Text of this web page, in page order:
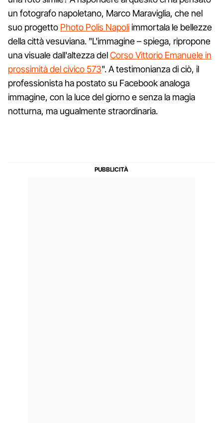
un fotografo napoletano, Marco Maraviglia, che nel
suo progetto Photo Polis Napoliimmortala le bellezze
della città vesuviana. "L'immagine – spiega, ripropone
una visuale dall'altezza delCorso Vittorio Emanuele in
prossimità del civico 573". A testimonianza di ciò, il
professionista ha postato su Facebook analoga
immagine, con la luce del giorno e senza la magia
notturna, ma ugualmente straordinaria.